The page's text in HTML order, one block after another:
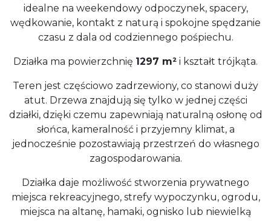
idealne na weekendowy odpoczynek, spacery,
wędkowanie, kontakt z naturą i spokojne spędzanie
czasu z dala od codziennego pośpiechu.
Działka ma powierzchnię 1297 m² i kształt trójkąta.
Teren jest częściowo zadrzewiony, co stanowi duży
atut. Drzewa znajdują się tylko w jednej części
działki, dzięki czemu zapewniają naturalną osłonę od
słońca, kameralność i przyjemny klimat, a
jednocześnie pozostawiają przestrzeń do własnego
zagospodarowania.
Działka daje możliwość stworzenia prywatnego
miejsca rekreacyjnego, strefy wypoczynku, ogrodu,
miejsca na altanę, hamaki, ognisko lub niewielką